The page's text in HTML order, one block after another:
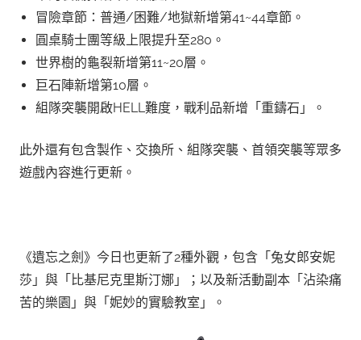
冒險章節：普通/困難/地獄新增第41~44章節。
圓桌騎士團等級上限提升至280。
世界樹的龜裂新增第11~20層。
巨石陣新增第10層。
組隊突襲開啟HELL難度，戰利品新增「重鑄石」。
此外還有包含製作、交換所、組隊突襲、首領突襲等眾多
遊戲內容進行更新。
《遺忘之劍》今日也更新了2種外觀，包含「兔女郎安妮
莎」與「比基尼克里斯汀娜」；以及新活動副本「沾染痛
苦的樂園」與「妮妙的實驗教室」。